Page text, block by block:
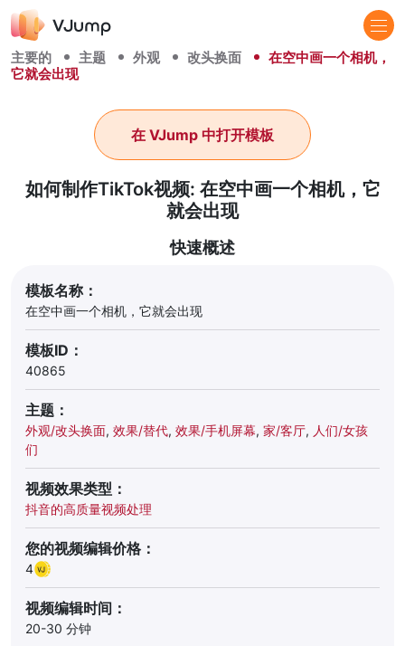
主要的 主题 外观 改头换面
在空中画一个相机，
它就会出现
如何制作TikTok视频: 在空中画一个相机，它
就会出现
在 VJump 中打开模板
快速概述
模板名称：
在空中画一个相机，它就会出现
模板ID：
40865
主题：
外观/改头换面, 效果/替代, 效果/手机屏幕, 家/客厅, 人们/女孩
们
视频效果类型：
抖音的高质量视频处理
您的视频编辑价格：
4
视频编辑时间：
20-30 分钟